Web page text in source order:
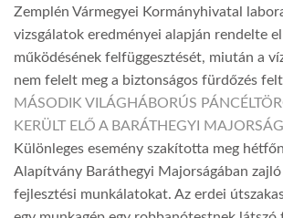
Zemplén Vármegyei Kormányhivatal
vizsgálatok eredményei alapján rendelte
működésének felfüggesztését, miután a
nem felelt meg a biztonságos fürdőzés
MÁSODIK VILÁGHÁBORÚS
KERÜLT ELŐ A BARÁTHEGYI
Különleges esemény szakította meg
Alapítvány Baráthegyi Majorságában
fejlesztési munkálatokat. Az erdei